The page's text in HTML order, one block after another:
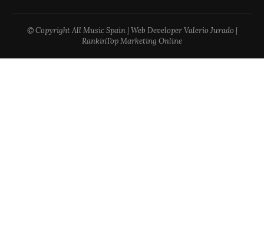
© Copyright All Music Spain | Web Developer Valerio Jurado |
RankinTop Marketing Online